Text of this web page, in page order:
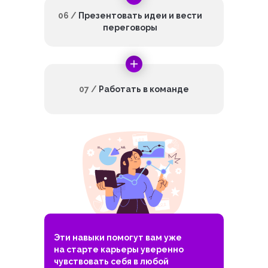
Эти навыки помогут вам уже
на старте карьеры уверенно
чувствовать себя в любой
06 / Презентовать идеи и вести
переговоры
07 / Работать в команде